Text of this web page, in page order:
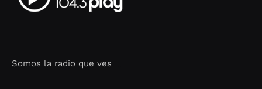
Somos la radio que ves